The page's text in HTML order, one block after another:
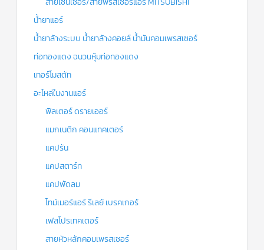
น้ำยาแอร์
น้ำยาล้างระบบ น้ำยาล้างคอยล์ น้ำมันคอมเพรสเซอร์
ท่อทองแดง ฉนวนหุ้มท่อทองแดง
เทอร์โมสตัท
อะไหล่ในงานแอร์
ฟิลเตอร์ ดรายเออร์
แมกเนติก คอนแทคเตอร์
แคปรัน
แคปสตาร์ท
แคปพัดลม
ไทม์เมอร์แอร์ รีเลย์ เบรคเกอร์
เฟสโปรเทคเตอร์
สายหัวหลักคอมเพรสเซอร์